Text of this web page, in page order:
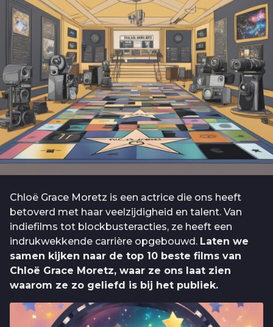
Chloë Grace Moretz is een actrice die ons heeft
betoverd met haar veelzijdigheid en talent. Van
indiefilms tot blockbusteracties, ze heeft een
indrukwekkende carrière opgebouwd. Laten we
samen kijken naar de top 10 beste films van
Chloë Grace Moretz, waar ze ons laat zien
waarom ze zo geliefd is bij het publiek.